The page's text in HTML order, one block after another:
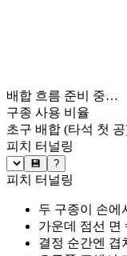
배합 흐름 준비 중…
구종 사용 비율
초구 배합 (타석 첫
피치 터널링
💾 ?
피치 터널링
두 구종이 손에
가운데 점선 면
결정 순간엔 겹